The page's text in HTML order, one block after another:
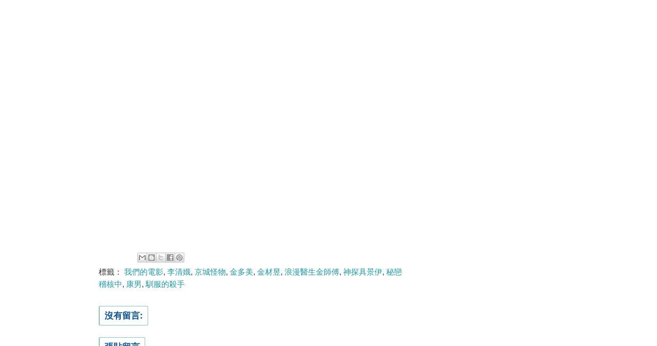
標籤： 我們的電影, 李清娥, 京城怪物, 金多美, 金材昱, 浪漫醫生金師傅, 神探具景伊, 秘戀
稽核中, 康男, 馴服的殺手
沒有留言: